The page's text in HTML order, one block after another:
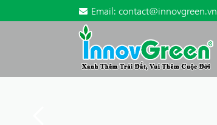
Email: contact@innovgreen.vn